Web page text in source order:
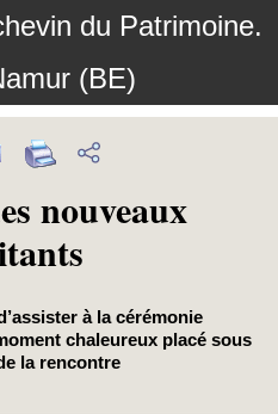
du Patrimoine.
(BE)
nouveaux
à la cérémonie
chaleureux placé sous
la rencontre